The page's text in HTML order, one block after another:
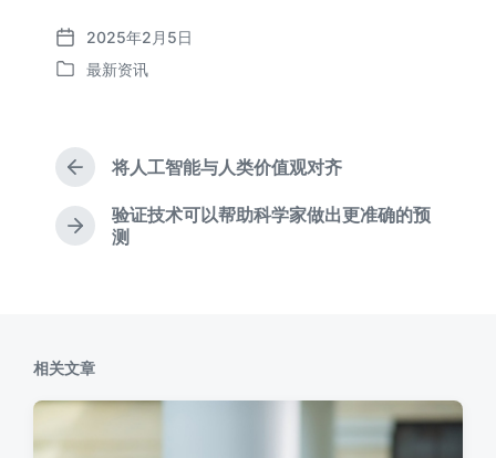
发
布
2025年2月5日
发
最新资讯
上
文
章
将人工智能与人类价值观对齐
下
验证技术可以帮助科学家做出更准确的预
测
相关文章